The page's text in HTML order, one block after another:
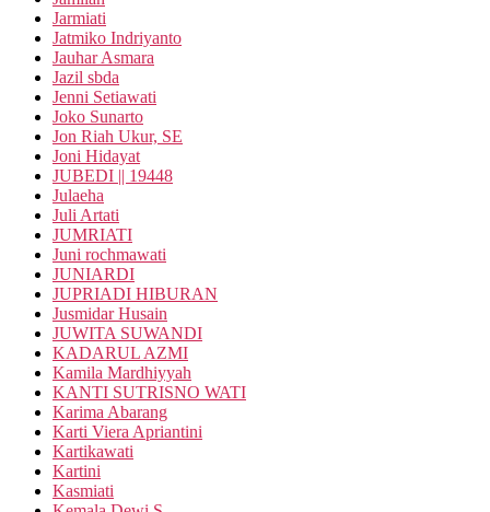
Jarmiati
Jatmiko Indriyanto
Jauhar Asmara
Jazil sbda
Jenni Setiawati
Joko Sunarto
Jon Riah Ukur, SE
Joni Hidayat
JUBEDI || 19448
Julaeha
Juli Artati
JUMRIATI
Juni rochmawati
JUNIARDI
JUPRIADI HIBURAN
Jusmidar Husain
JUWITA SUWANDI
KADARUL AZMI
Kamila Mardhiyyah
KANTI SUTRISNO WATI
Karima Abarang
Karti Viera Apriantini
Kartikawati
Kartini
Kasmiati